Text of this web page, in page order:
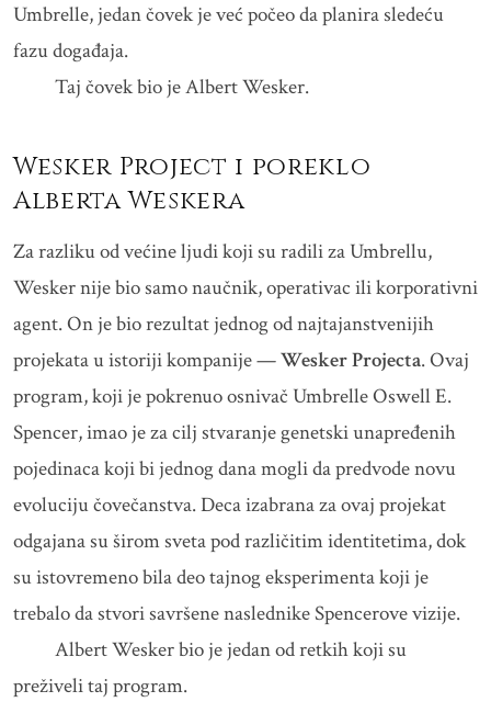
Umbrelle, jedan čovek je već počeo da planira sledeću
fazu događaja.
Taj čovek bio je Albert Wesker.
Wesker Project i poreklo
Alberta Weskera
Za razliku od većine ljudi koji su radili za Umbrellu,
Wesker nije bio samo naučnik, operativac ili korporativni
agent. On je bio rezultat jednog od najtajanstvenijih
projekata u istoriji kompanije —Wesker Projecta. Ovaj
program, koji je pokrenuo osnivač Umbrelle Oswell E.
Spencer, imao je za cilj stvaranje genetski unapređenih
pojedinaca koji bi jednog dana mogli da predvode novu
evoluciju čovečanstva. Deca izabrana za ovaj projekat
odgajana su širom sveta pod različitim identitetima, dok
su istovremeno bila deo tajnog eksperimenta koji je
trebalo da stvori savršene naslednike Spencerove vizije.
Albert Wesker bio je jedan od retkih koji su
preživeli taj program.